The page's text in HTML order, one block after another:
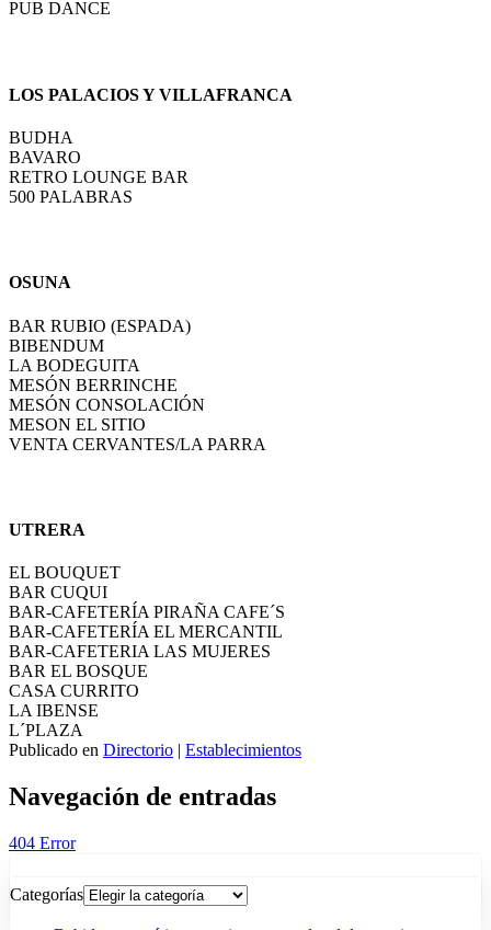
PUB DANCE
LOS PALACIOS Y VILLAFRANCA
BUDHA
BAVARO
RETRO LOUNGE BAR
500 PALABRAS
OSUNA
BAR RUBIO (ESPADA)
BIBENDUM
LA BODEGUITA
MESÓN BERRINCHE
MESÓN CONSOLACIÓN
MESON EL SITIO
VENTA CERVANTES/LA PARRA
UTRERA
EL BOUQUET
BAR CUQUI
BAR-CAFETERÍA PIRAÑA CAFE´S
BAR-CAFETERÍA EL MERCANTIL
BAR-CAFETERIA LAS MUJERES
BAR EL BOSQUE
CASA CURRITO
LA IBENSE
L´PLAZA
Publicado en Directorio | Establecimientos
Navegación de entradas
404 Error
Categorías